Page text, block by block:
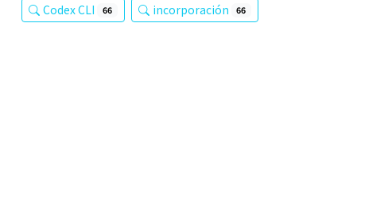
Codex CLI 66 incorporación 66